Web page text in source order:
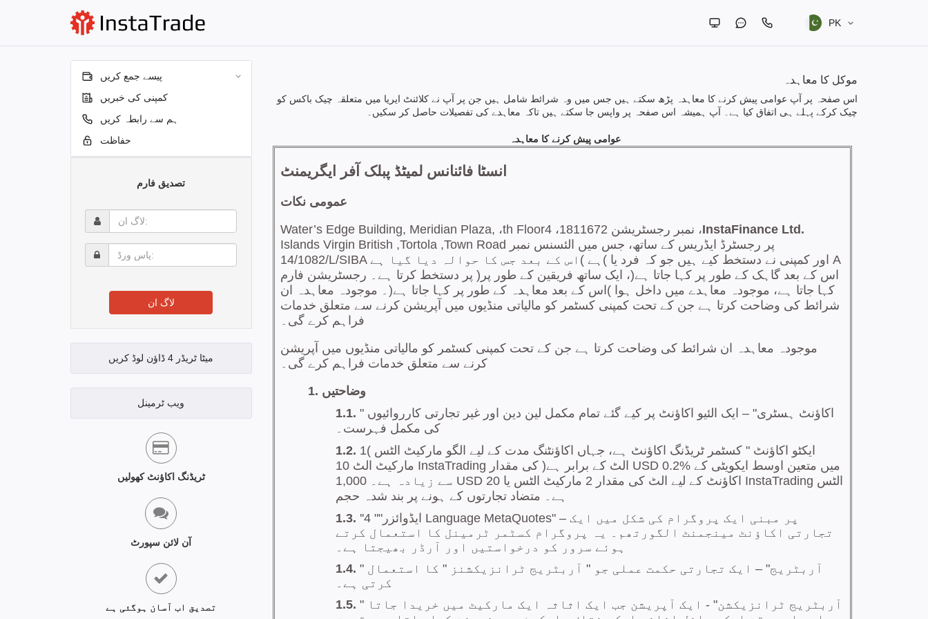
PK
پیسے جمع کریں
کمپنی کی خبریں
ہم سے رابطہ کریں
حفاظت
تصدیق فارم
لاگ
ان:
پاس
ورڈ:
لاگ ان
میٹا ٹریڈر 4 ڈاؤن لوڈ کریں
ویب ٹرمینل
ٹریڈنگ اکاؤنٹ کھولیں
آن لائن سپورٹ
تصدیق اب آسان ہوگئی ہے
موکل کا معاہدہ
اس صفحہ پر آپ عوامی پیش کرنے کا معاہدہ پڑھ سکتے ہیں جس میں وہ شرائط شامل ہیں جن پر آپ نے کلائنٹ ایریا میں متعلقہ چیک باکس کو
چیک کرکے پہلے ہی اتفاق کیا ہے۔ آپ ہمیشہ اس صفحہ پر واپس جا سکتے ہیں تاکہ معاہدے کی تفصیلات حاصل کر سکیں۔
عوامی پیش کرنے کا معاہدہ